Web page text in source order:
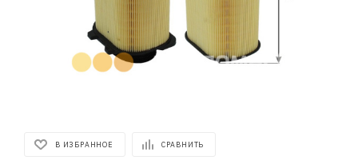
В ИЗБРАННОЕ СРАВНИТЬ